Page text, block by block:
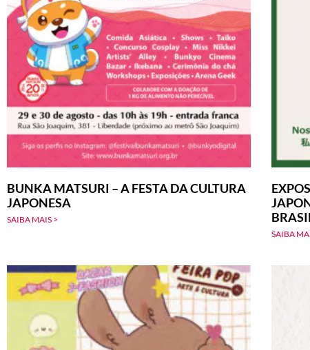
BUNKA MATSURI – A FESTA DA CULTURA
JAPONESA
SAIBA MAIS >
SAIBA